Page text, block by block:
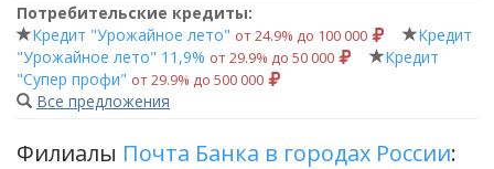
Потребительские кредиты:
Кредит "Урожайное лето" от 24.9% до 100 000
Кредит
"Урожайное лето" 11,9% от 29.9% до 50 000
Кредит
"Супер профи" от 29.9% до 500 000
Все предложения
Филиалы Почта Банка в городах России: